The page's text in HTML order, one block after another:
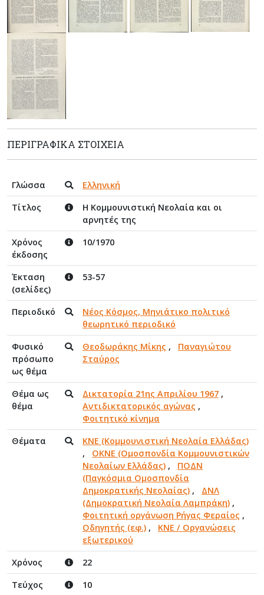
ΠΕΡΙΓΡΑΦΙΚΆ ΣΤΟΙΧΕΊΑ
Γλώσσα
Ελληνική
Τίτλος
Η Κομμουνιστική Νεολαία και οι
αρνητές της
Χρόνος
έκδοσης
10/1970
Έκταση
(σελίδες)
53-57
Περιοδικό
Νέος Κόσμος, Μηνιάτικο πολιτικό
θεωρητικό περιοδικό
Φυσικό
πρόσωπο
ως θέμα
Θεοδωράκης Μίκης , Παναγιώτου
Σταύρος
Θέμα ως
θέμα
Δικτατορία 21ης Απριλίου 1967 ,
Αντιδικτατορικός αγώνας ,
Φοιτητικό κίνημα
Θέματα
ΚΝΕ (Κομμουνιστική Νεολαία Ελλάδας)
, ΟΚΝΕ (Ομοσπονδία Κομμουνιστικών
Νεολαίων Ελλάδας) , ΠΟΔΝ
(Παγκόσμια Ομοσπονδία
Δημοκρατικής Νεολαίας) , ΔΝΛ
(Δημοκρατική Νεολαία Λαμπράκη) ,
Φοιτητική οργάνωση Ρήγας Φεραίος ,
Οδηγητής (εφ.) , ΚΝΕ / Οργανώσεις
εξωτερικού
Χρόνος
22
Τεύχος
10